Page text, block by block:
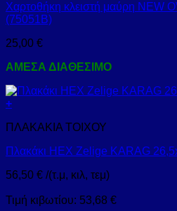
Χαρτοθήκη κλειστή μαύρη NEW
(75051B)
25,00 €
ΑΜΕΣΑ ΔΙΑΘΕΣΙΜΟ
+
ΠΛΑΚΑΚΙΑ ΤΟΙΧΟΥ
Πλακάκι HEX Zelige KARAG
56,50 € /(τ.μ, κιλ, τεμ)
Τιμή κιβωτίου: 53,68 €